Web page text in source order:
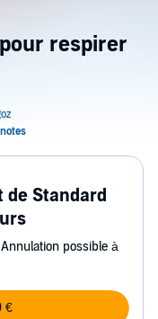
respirer
Standard
possible à
€